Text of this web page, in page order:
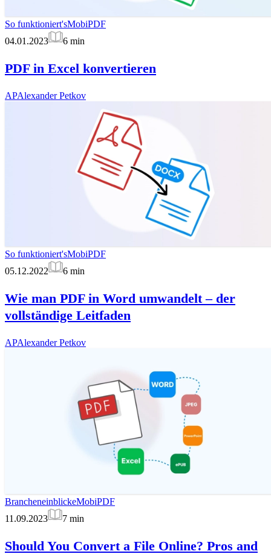
So funktioniert'sMobiPDF
04.01.2023
6 min
PDF in Excel konvertieren
APAlexander Petkov
So funktioniert'sMobiPDF
05.12.2022
6 min
Wie man PDF in Word umwandelt – der
vollständige Leitfaden
APAlexander Petkov
BrancheneinblickeMobiPDF
11.09.2023
7 min
Should You Convert a File Online? Pros and